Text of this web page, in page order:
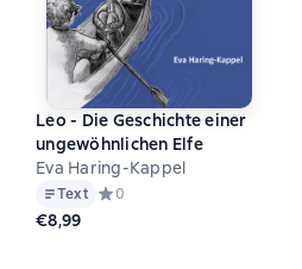
оценок
Leo - Die Geschichte einer
ungewöhnlichen Elfe
Eva Haring-Kappel
Text Средний рейтинг 0 на
0
€8,99